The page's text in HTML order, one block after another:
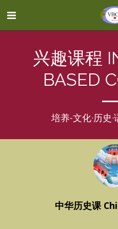
兴趣课程
BASED
培养-文化·历史
中华历史课